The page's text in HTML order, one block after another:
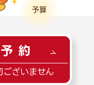
予算
約
ざいません